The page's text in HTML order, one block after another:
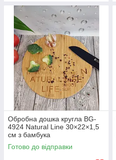
Обробна дошка кругла BG-
4924 Natural Line 30×22×1,5
см з бамбука
Готово до відправки